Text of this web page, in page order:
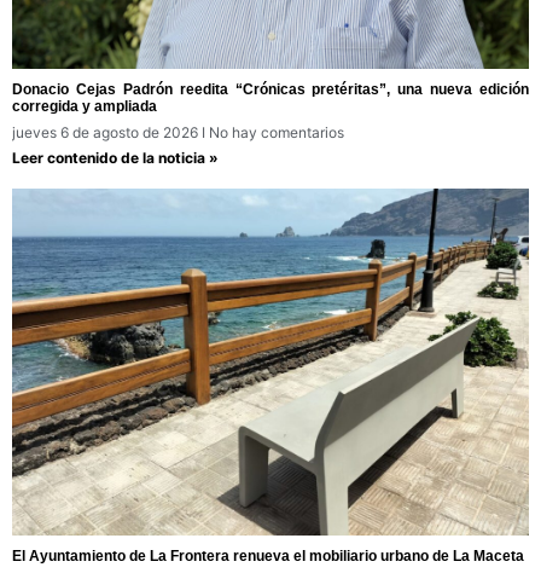
Donacio Cejas Padrón reedita “Crónicas pretéritas”, una nueva edición
corregida y ampliada
jueves 6 de agosto de 2026
No hay comentarios
Leer contenido de la noticia »
El Ayuntamiento de La Frontera renueva el mobiliario urbano de La Maceta